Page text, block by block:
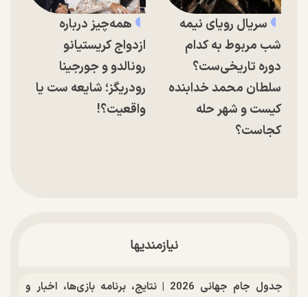
سریال رویای نیمه
شب مربوط به کدام
دوره تاریخی‌ست؟
سلطان محمد خدابنده
کیست و شهر حله
کجاست؟
همه‌چیز درباره
ازدواج کریستیانو
رونالدو و جورجینا
رودریگز؛ شایعه ست یا
واقعیت؟!
نیازمندیها
جدول جام جهانی 2026 | نتایج، برنامه بازی‌ها، اخبار و